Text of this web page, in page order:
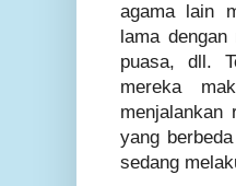
agama lain
lama
puasa, dll.
mereka
menjalankan
yang
sedang